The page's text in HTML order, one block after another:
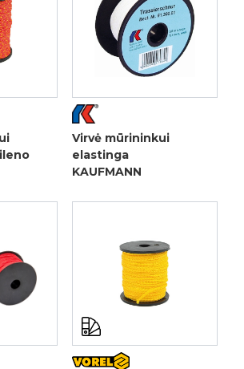
Virvė mūrininkui
elastinga
KAUFMANN